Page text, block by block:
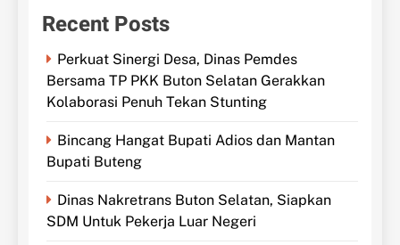
Recent Posts
Perkuat Sinergi Desa, Dinas Pemdes
Bersama TP PKK Buton Selatan Gerakkan
Kolaborasi Penuh Tekan Stunting
Bincang Hangat Bupati Adios dan Mantan
Bupati Buteng
Dinas Nakretrans Buton Selatan, Siapkan
SDM Untuk Pekerja Luar Negeri